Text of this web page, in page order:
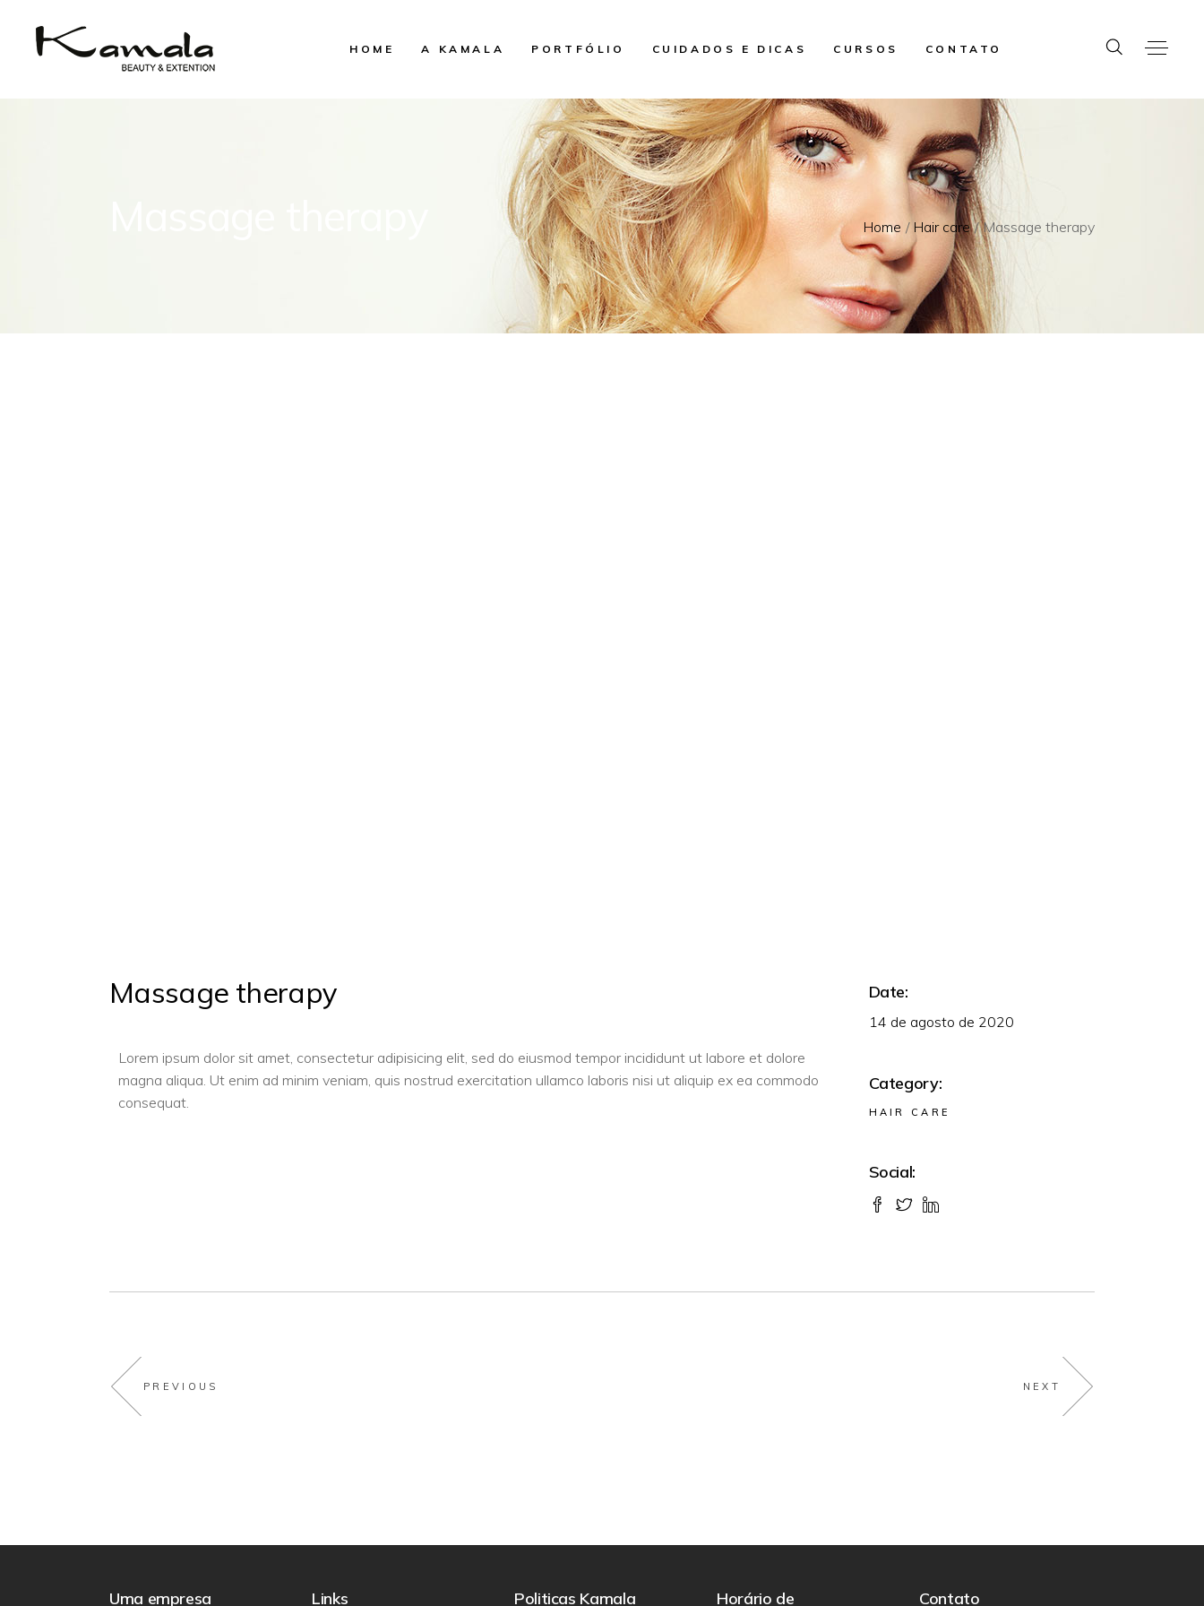
HOME A KAMALA PORTFÓLIO CUIDADOS E DICAS CURSOS CONTATO
Home Hair care Massage therapy
Massage therapy
Lorem ipsum dolor sit amet, consectetur adipisicing elit, sed do eiusmod tempor incididunt ut labore et dolore
magna aliqua. Ut enim ad minim veniam, quis nostrud exercitation ullamco laboris nisi ut aliquip ex ea commodo
consequat.
Date:
14 de agosto de 2020
Category:
HAIR CARE
Social:
PREVIOUS NEXT
Uma empresa Links Politicas Kamala Horário de Contato